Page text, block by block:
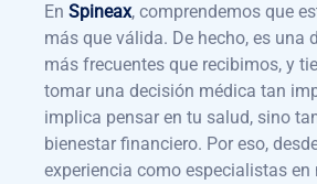
En Spineax, comprendemos que
más que válida. De hecho, es una
más frecuentes que recibimos, y
tomar una decisión médica tan
implica pensar en tu salud, sino
bienestar financiero. Por eso,
experiencia como especialistas en